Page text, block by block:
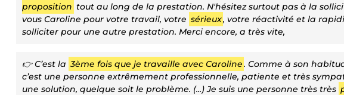
proposition tout au long de la prestation. N'hésitez surtout pas à la
vous Caroline pour votre travail, votre sérieux, votre réactivité et la
solliciter pour une autre prestation. Merci encore, a très vite,
👉 C’est la 3ème fois que je travaille avec Caroline. Comme à son
c’est une personne extrêmement professionnelle, patiente et très
une solution, quelque soit le problème. (...) Je suis une personne très très